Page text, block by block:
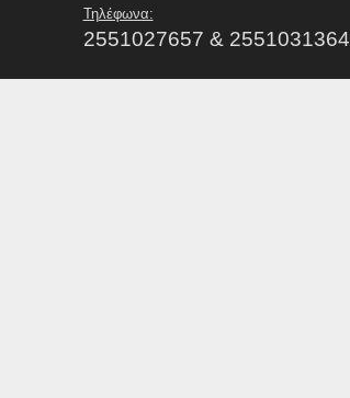
Τηλέφωνα:
2551027657 & 2551031364